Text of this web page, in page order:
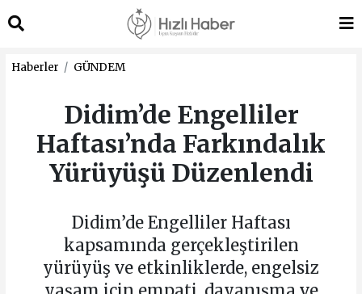
Haberler GÜNDEM
Didim’de Engelliler
Haftası’nda Farkındalık
Yürüyüşü Düzenlendi
Didim’de Engelliler Haftası
kapsamında gerçekleştirilen
yürüyüş ve etkinliklerde, engelsiz
yaşam için empati, dayanışma ve